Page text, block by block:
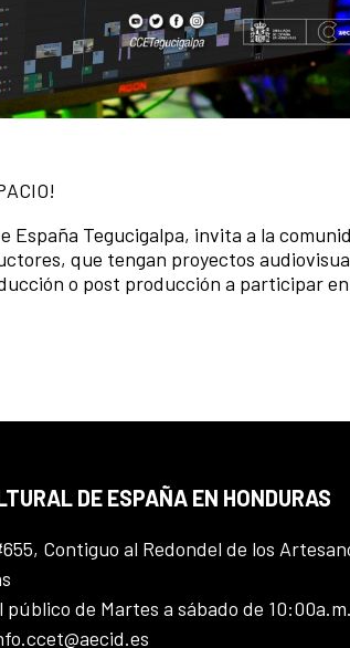
España Tegucigalpa, invita a la
que tengan proyectos
o post producción a participar en
DE ESPAÑA EN HONDURAS
Contiguo al Redondel de los
de Martes a sábado de